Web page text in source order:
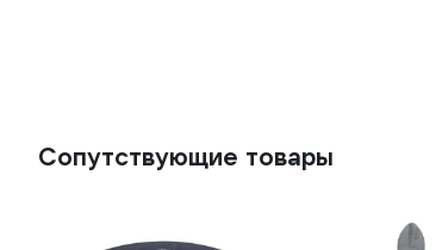
Сопутствующие товары